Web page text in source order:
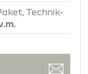
Technik-